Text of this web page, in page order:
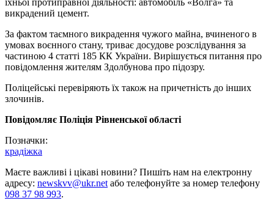
їхньої протиправної діяльності: автомобіль «Волга» та
викрадений цемент.
За фактом таємного викрадення чужого майна, вчиненого в
умовах воєнного стану, триває досудове розслідування за
частиною 4 статті 185 КК України. Вирішується питання про
повідомлення жителям Здолбунова про підозру.
Поліцейські перевіряють їх також на причетність до інших
злочинів.
Повідомляє Поліція Рівненської області
Позначки:
крадіжка
Маєте важливі і цікаві новини? Пишіть нам на електронну
адресу: newskvv@ukr.netабо телефонуйте за номер телефону
098 37 98 993.